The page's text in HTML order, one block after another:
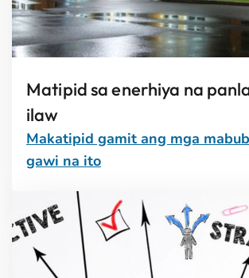
Matipid sa enerhiya na
ilaw
Makatipid gamit ang mga
gawi na ito